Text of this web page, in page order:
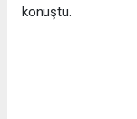
konuştu.